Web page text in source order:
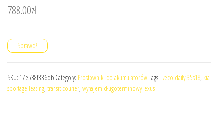
788.00zł
Sprawdź
SKU: 17e538f336db Category: Prostowniki do akumulatorówTags: iveco daily 35s18, kia
sportage leasing, transit courier, wynajem długoterminowy lexus